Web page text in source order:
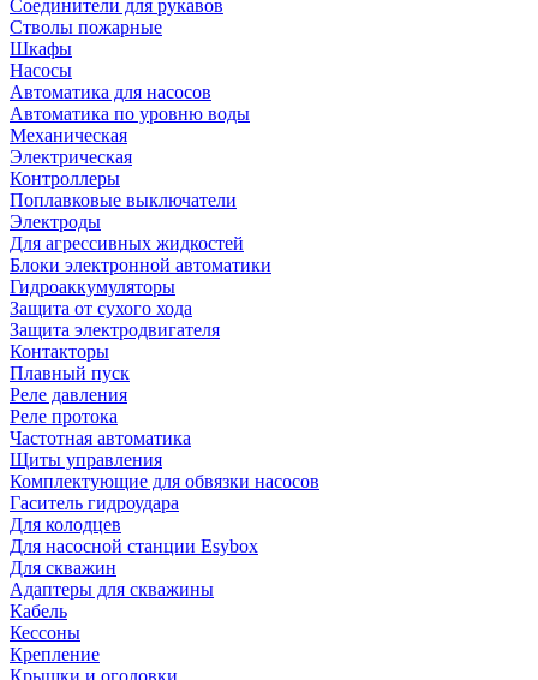
Соединители для рукавов
Стволы пожарные
Шкафы
Насосы
Автоматика для насосов
Автоматика по уровню воды
Механическая
Электрическая
Контроллеры
Поплавковые выключатели
Электроды
Для агрессивных жидкостей
Блоки электронной автоматики
Гидроаккумуляторы
Защита от сухого хода
Защита электродвигателя
Контакторы
Плавный пуск
Реле давления
Реле протока
Частотная автоматика
Щиты управления
Комплектующие для обвязки насосов
Гаситель гидроудара
Для колодцев
Для насосной станции Esybox
Для скважин
Адаптеры для скважины
Кабель
Кессоны
Крепление
Крышки и оголовки